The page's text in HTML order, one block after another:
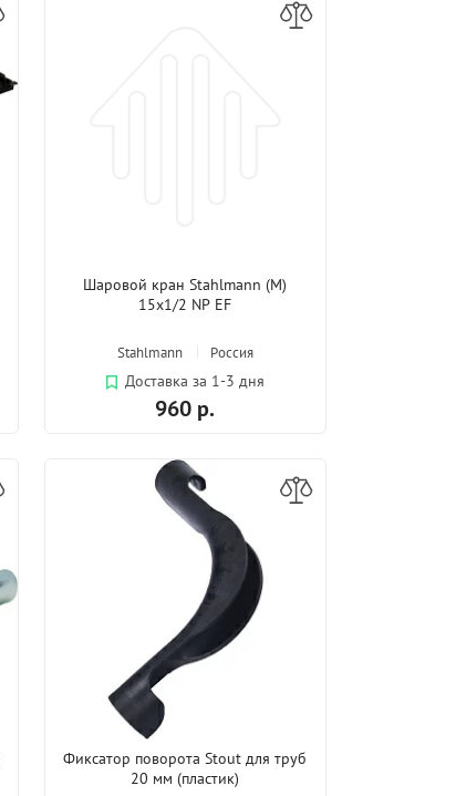
Шаровой кран Stahlmann (M)
15х1/2 NP EF
Stahlmann Россия
Доставка за 1-3 дня
960 р.
Фиксатор поворота Stout для труб
20 мм (пластик)